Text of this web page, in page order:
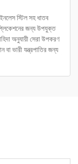
স্টিল সহ ধাতব
জন্য উপযুক্ত
অনুযায়ী সেরা উপকরণ
বা ভারী যন্ত্রপাতির জন্য